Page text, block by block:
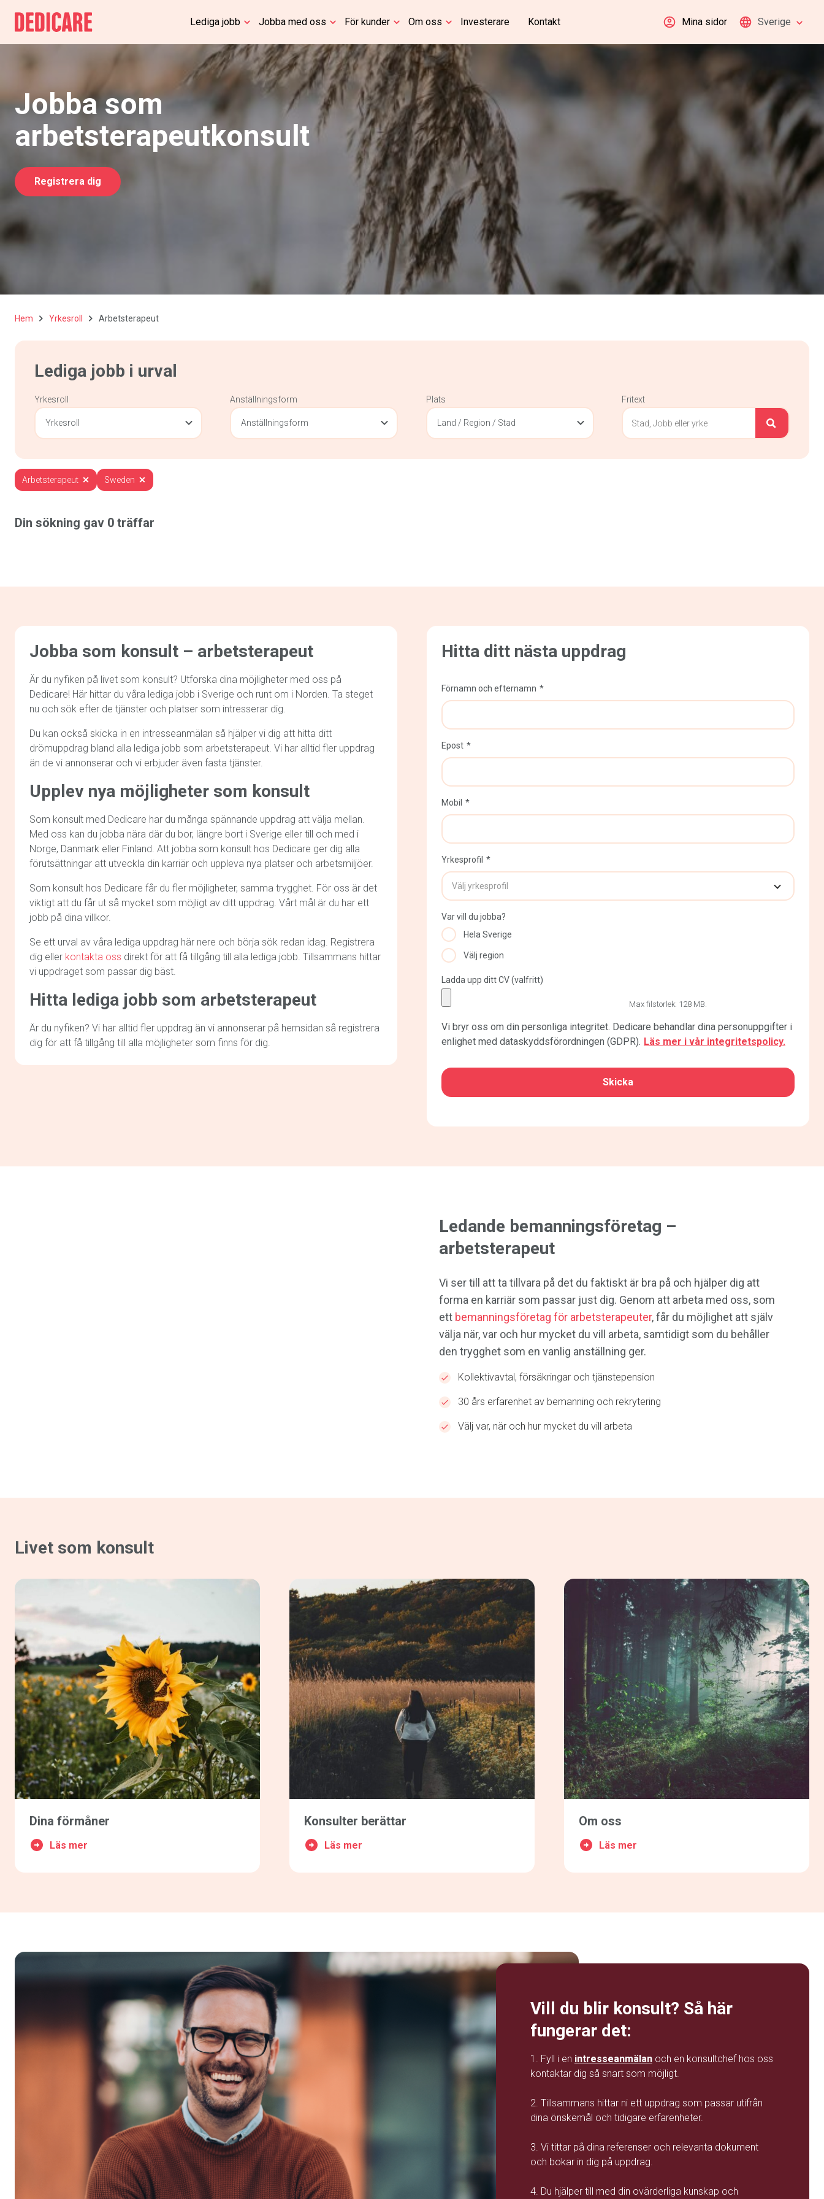
Lediga jobb Jobba med oss För kunder Om oss Investerare Kontakt Mina sidor Sverige
Jobba som
arbetsterapeutkonsult
Registrera dig
Hem Yrkesroll Arbetsterapeut
Lediga jobb i urval
Yrkesroll
Yrkesroll
Anställningsform
Anställningsform
Plats
Land / Region / Stad
Fritext
Arbetsterapeut Sweden
Din sökning gav 0 träffar
Jobba som konsult – arbetsterapeut
Är du nyfiken på livet som konsult? Utforska dina möjligheter med oss på
Dedicare! Här hittar du våra lediga jobb i Sverige och runt om i Norden. Ta steget
nu och sök efter de tjänster och platser som intresserar dig.
Du kan också skicka in en intresseanmälan så hjälper vi dig att hitta ditt
drömuppdrag bland alla lediga jobb som arbetsterapeut. Vi har alltid fler uppdrag
än de vi annonserar och vi erbjuder även fasta tjänster.
Upplev nya möjligheter som konsult
Som konsult med Dedicare har du många spännande uppdrag att välja mellan.
Med oss kan du jobba nära där du bor, längre bort i Sverige eller till och med i
Norge, Danmark eller Finland. Att jobba som konsult hos Dedicare ger dig alla
förutsättningar att utveckla din karriär och uppleva nya platser och arbetsmiljöer.
Som konsult hos Dedicare får du fler möjligheter, samma trygghet. För oss är det
viktigt att du får ut så mycket som möjligt av ditt uppdrag. Vårt mål är du har ett
jobb på dina villkor.
Se ett urval av våra lediga uppdrag här nere och börja sök redan idag. Registrera
dig eller kontakta oss direkt för att få tillgång till alla lediga jobb. Tillsammans hittar
vi uppdraget som passar dig bäst.
Hitta lediga jobb som arbetsterapeut
Är du nyfiken? Vi har alltid fler uppdrag än vi annonserar på hemsidan så registrera
dig för att få tillgång till alla möjligheter som finns för dig.
Hitta ditt nästa uppdrag
Förnamn och efternamn
Epost
Mobil
Yrkesprofil
Var vill du jobba?
Hela Sverige
Välj region
Ladda upp ditt CV (valfritt)
Max filstorlek: 128 MB.
Vi bryr oss om din personliga integritet. Dedicare behandlar dina personuppgifter i
enlighet med dataskyddsförordningen (GDPR). Läs mer i vår integritetspolicy.
Ledande bemanningsföretag –
arbetsterapeut
Vi ser till att ta tillvara på det du faktiskt är bra på och hjälper dig att
forma en karriär som passar just dig. Genom att arbeta med oss, som
ett bemanningsföretag för arbetsterapeuter, får du möjlighet att själv
välja när, var och hur mycket du vill arbeta, samtidigt som du behåller
den trygghet som en vanlig anställning ger.
Kollektivavtal, försäkringar och tjänstepension
30 års erfarenhet av bemanning och rekrytering
Välj var, när och hur mycket du vill arbeta
Livet som konsult
Dina förmåner
Läs mer
Konsulter berättar
Läs mer
Om oss
Läs mer
Vill du blir konsult? Så här
fungerar det:
1. Fyll i en intresseanmälanoch en konsultchef hos oss
kontaktar dig så snart som möjligt.
2. Tillsammans hittar ni ett uppdrag som passar utifrån
dina önskemål och tidigare erfarenheter.
3. Vi tittar på dina referenser och relevanta dokument
och bokar in dig på uppdrag.
4. Du hjälper till med din ovärderliga kunskap och